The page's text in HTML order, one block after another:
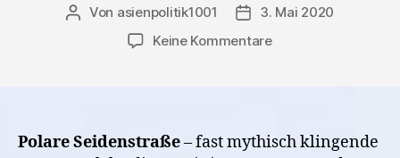
Beitragsautor
Von asienpolitik1001 Veröffentlichungsdatum
3. Mai 2020
Keine Kommentarezu
die
Polare Seidenstraße– fast mythisch klingende